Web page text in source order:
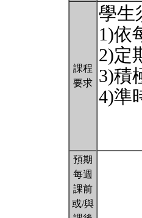
課程
要求
學生
1)依
2)定
3)積
4)準
預期
每週
課前
或/與